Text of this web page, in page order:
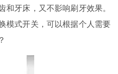
牙床，又不影响刷牙效果。
模式开关，可以根据个人需要